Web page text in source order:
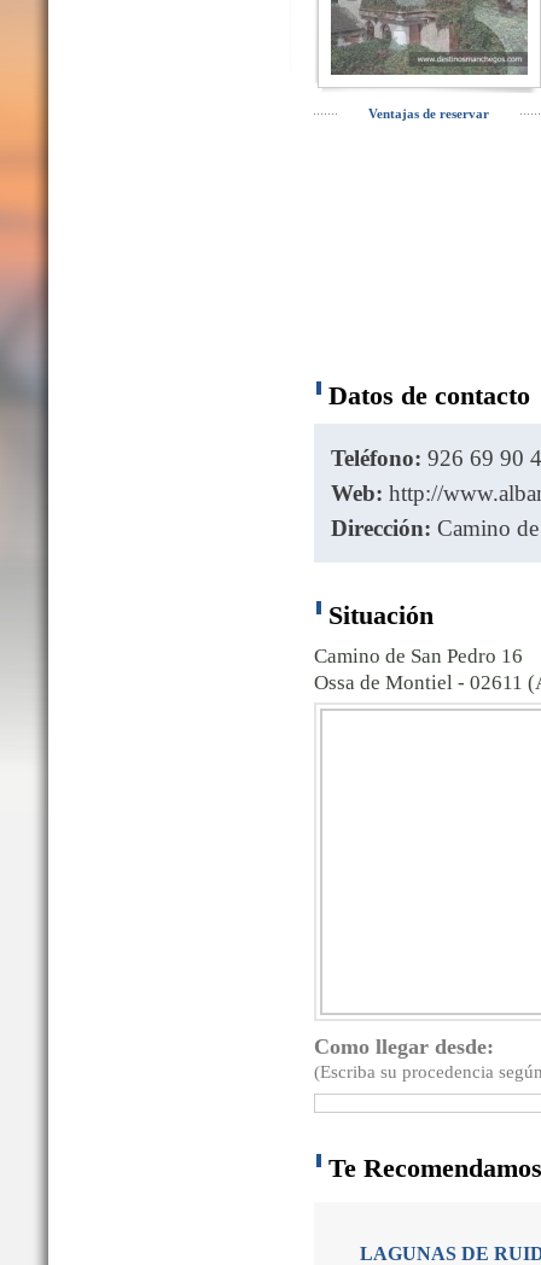
Ventajas de reservar
Datos de contacto
Teléfono: 926 69 90
Web: http://
Dirección: Camino
Situación
Camino de San Pedro 16
Ossa de Montiel - 02611
Como llegar desde:
(Escriba su procedencia
Te Recomendamos
LAGUNAS DE